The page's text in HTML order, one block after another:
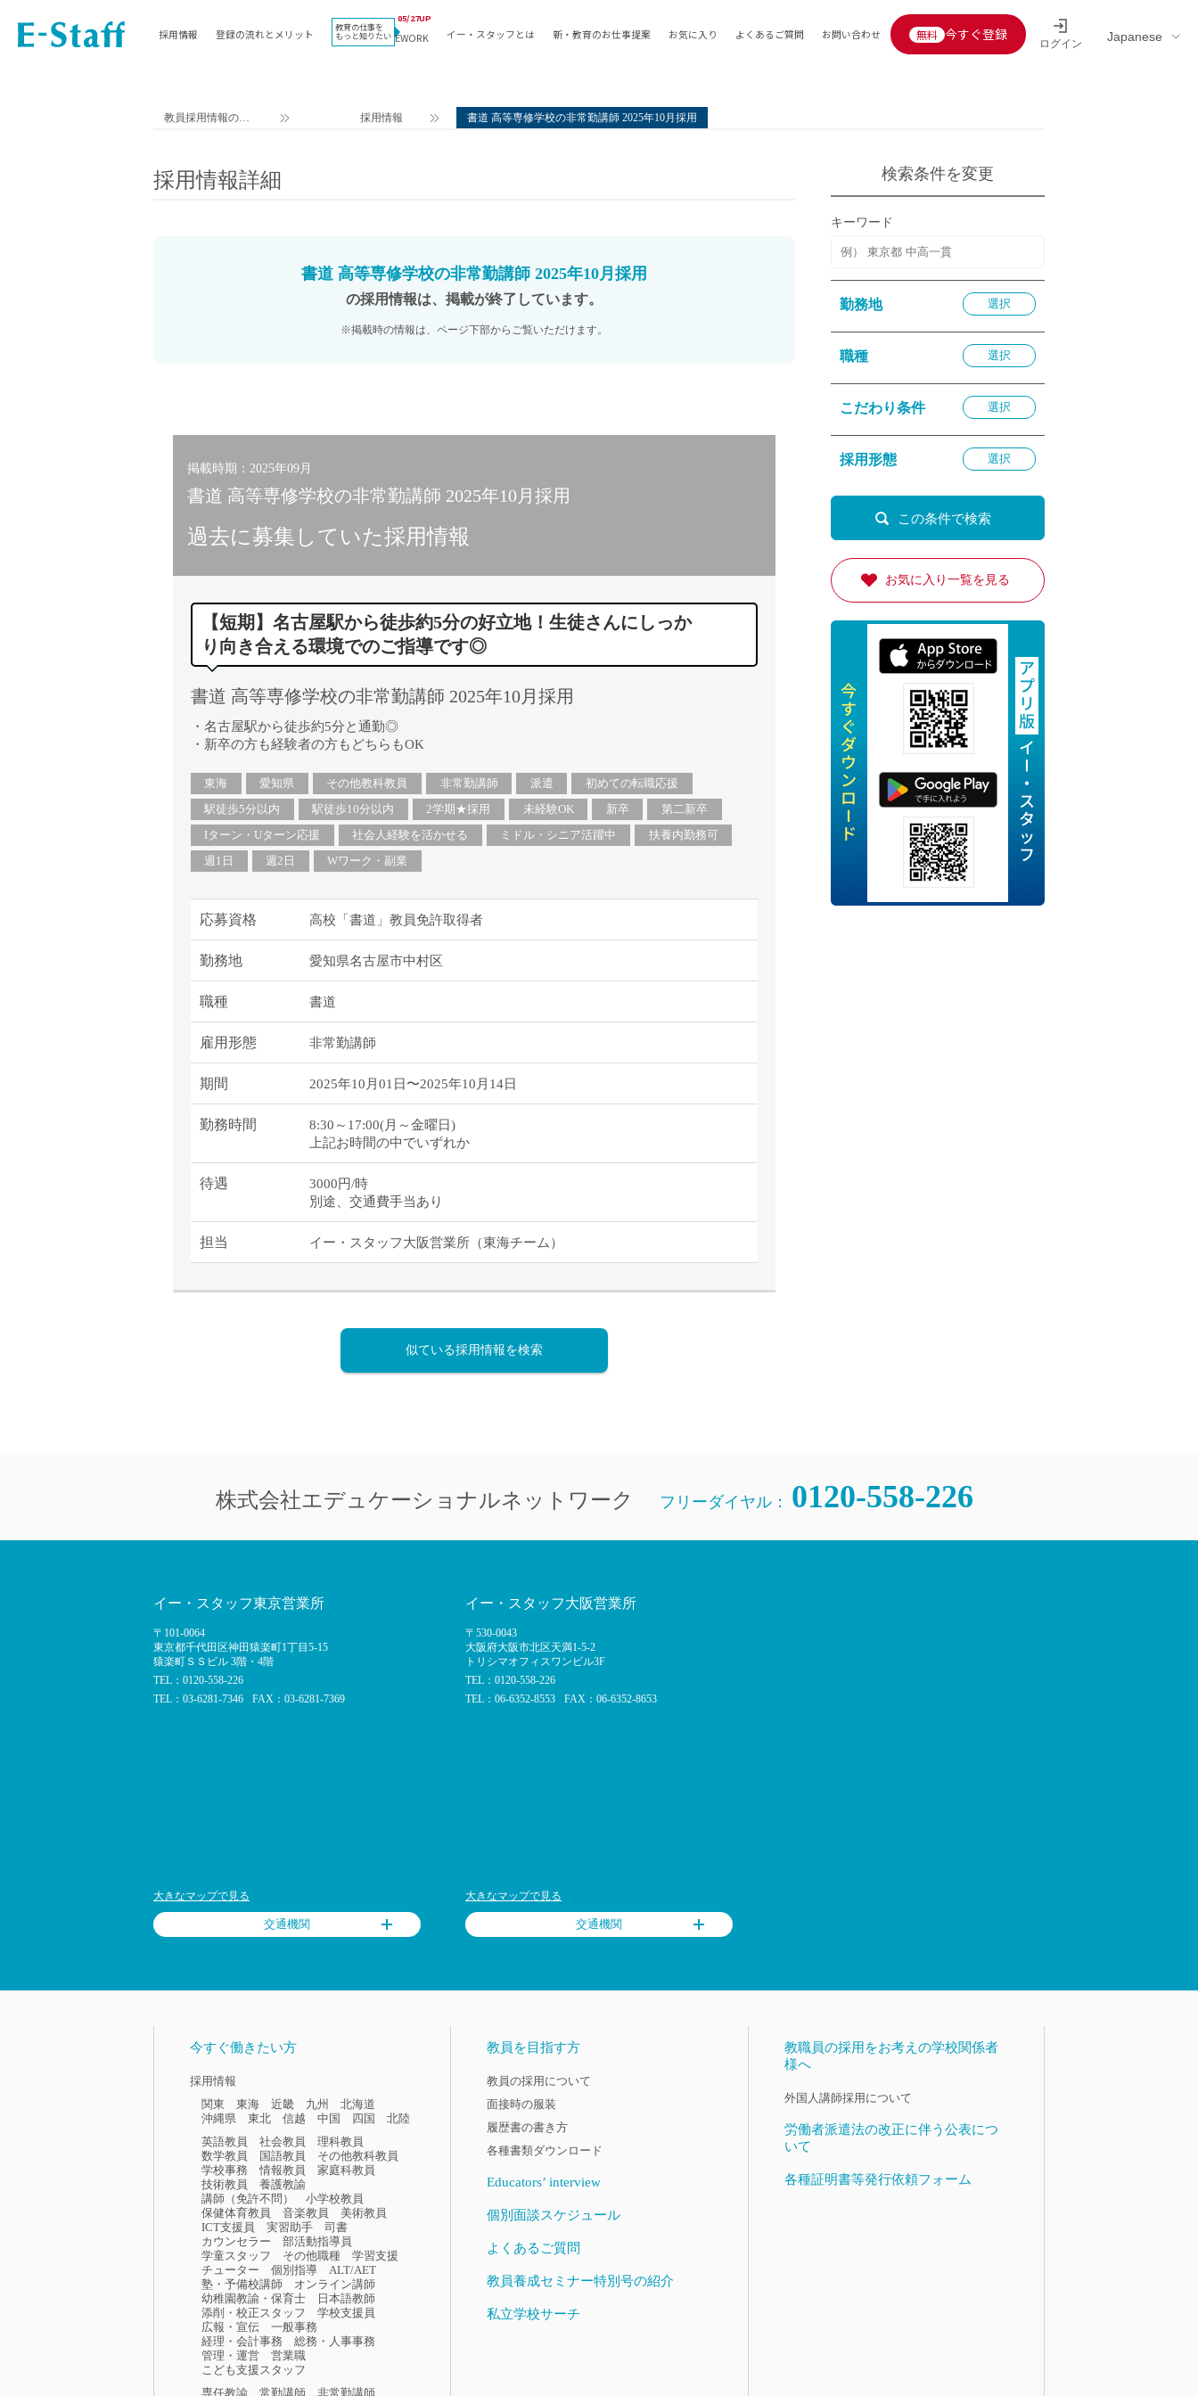
採用情報
情報教員
家庭科教員
保健体育教員
音楽教員
美術教員
実習助手
部活動指導員
学童スタッフ
その他職種
学習支援
チューター
個別指導
ALT/AET
塾・予備校講師
オンライン講師
幼稚園教諭・保育士
添削・校正スタッフ
学校支援員
広報・宣伝
一般事務
経理・会計事務
総務・人事事務
営業職
常勤講師
正社員
契約社員
月額固定給25万円以上
月額固定給20万円以上
駅徒歩10分以内
駅徒歩5分以内
英語力を活かす
土日祝休
初めての転職応援
即日★急募採用
学校名公開求人
登録の流れとメリット
教育の仕事を
もっと知りたい
05/27UP
EWORK
イー・スタッフとは 新・教育のお仕事提案 お気に入り よくあるご質問 お問い合わせ 今すぐ登録
ログイン
教員採用情報のイ
採用情報 書道 高等専修学校の非常勤講師 2025年10月採用
採用情報詳細
書道 高等専修学校の非常勤講師 2025年10月採用
の採用情報は、掲載が終了しています。
※掲載時の情報は、ページ下部からご覧いただけます。
掲載時期：2025年09月
書道 高等専修学校の非常勤講師 2025年10月採用
過去に募集していた採用情報
【短期】名古屋駅から徒歩約5分の好立地！生徒さんにしっか
り向き合える環境でのご指導です◎
書道 高等専修学校の非常勤講師 2025年10月採用
・名古屋駅から徒歩約5分と通勤◎
・新卒の方も経験者の方もどちらもOK
東海 愛知県 その他教科教員 非常勤講師 派遣
初めての転職応援
駅徒歩5分以内
駅徒歩10分以内 2学期★採用 未経験OK 新卒
第二新卒
Iターン・Uターン応援
社会人経験を活かせる ミドル・シニア活躍中
扶養内勤務可
週1日
週2日 Wワーク・副業
応募資格 高校「書道」教員免許取得者
勤務地 愛知県名古屋市中村区
職種 書道
雇用形態 非常勤講師
期間 2025年10月01日〜2025年10月14日
勤務時間
8:30～17:00(月～金曜日)
上記お時間の中でいずれか
待遇
3000円/時
別途、交通費手当あり
担当 イー・スタッフ大阪営業所（東海チーム）
似ている採用情報を検索
検索条件を変更
キーワード
勤務地 選択
職種 選択
こだわり条件 選択
採用形態 選択
お気に入り一覧を見る
株式会社エデュケーショナルネットワーク フリーダイヤル： 0120-558-226
イー・スタッフ東京営業所
〒101-0064
東京都千代田区神田猿楽町1丁目5-15
猿楽町ＳＳビル 3階・4階
TEL：0120-558-226
TEL：03-6281-7346
FAX：03-6281-7369
大きなマップで見る
交通機関
イー・スタッフ大阪営業所
〒530-0043
大阪府大阪市北区天満1-5-2
トリシマオフィスワンビル3F
TEL：0120-558-226
TEL：06-6352-8553
FAX：06-6352-8653
大きなマップで見る
交通機関
今すぐ働きたい方
採用情報
関東
東海 近畿 九州
北海道
沖縄県
東北 信越 中国 四国
北陸
英語教員
社会教員
理科教員
数学教員
国語教員
その他教科教員
学校事務
情報教員
家庭科教員
技術教員
養護教諭
講師（免許不問）
小学校教員
保健体育教員
音楽教員
美術教員
ICT支援員
実習助手
司書
カウンセラー
部活動指導員
学童スタッフ
その他職種
学習支援
チューター
個別指導
ALT/AET
塾・予備校講師
オンライン講師
幼稚園教諭・保育士
日本語教師
添削・校正スタッフ
学校支援員
広報・宣伝
一般事務
経理・会計事務
総務・人事事務
管理・運営
営業職
こども支援スタッフ
専任教諭
常勤講師 非常勤講師
教員を目指す方
教員の採用について
面接時の服装
履歴書の書き方
各種書類ダウンロード
Educators’ interview
個別面談スケジュール
よくあるご質問
教員養成セミナー特別号の紹介
私立学校サーチ
教職員の採用をお考えの学校関係者
様へ
外国人講師採用について
労働者派遣法の改正に伴う公表につ
いて
各種証明書等発行依頼フォーム